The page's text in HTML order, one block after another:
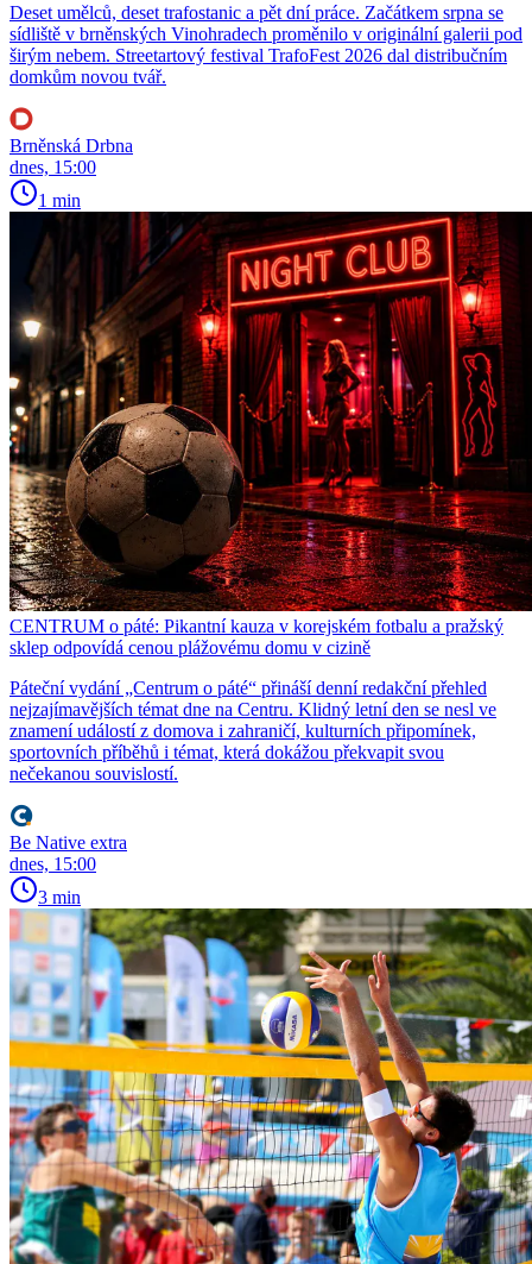
Deset umělců, deset trafostanic a pět dní práce. Začátkem srpna se
sídliště v brněnských Vinohradech proměnilo v originální galerii pod
širým nebem. Streetartový festival TrafoFest 2026 dal distribučním
domkům novou tvář.
Brněnská Drbna
dnes, 15:00
1 min
CENTRUM o páté: Pikantní kauza v korejském fotbalu a pražský
sklep odpovídá cenou plážovému domu v cizině
Páteční vydání „Centrum o páté“ přináší denní redakční přehled
nejzajímavějších témat dne na Centru. Klidný letní den se nesl ve
znamení událostí z domova i zahraničí, kulturních připomínek,
sportovních příběhů i témat, která dokážou překvapit svou
nečekanou souvislostí.
Be Native extra
dnes, 15:00
3 min